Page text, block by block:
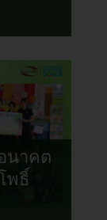
นาคต
พธิ์